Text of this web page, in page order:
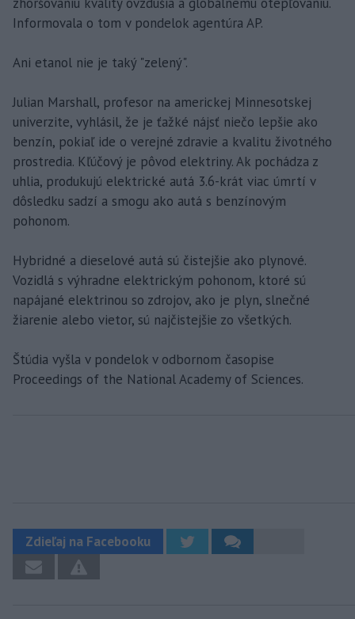
Informovala o tom v pondelok agentúra AP.
Ani etanol nie je taký "zelený".
Julian Marshall, profesor na americkej Minnesotskej
univerzite, vyhlásil, že je ťažké nájsť niečo lepšie ako
benzín, pokiaľ ide o verejné zdravie a kvalitu životného
prostredia. Kľúčový je pôvod elektriny. Ak pochádza z
uhlia, produkujú elektrické autá 3.6-krát viac úmrtí v
dôsledku sadzí a smogu ako autá s benzínovým
pohonom.
Hybridné a dieselové autá sú čistejšie ako plynové.
Vozidlá s výhradne elektrickým pohonom, ktoré sú
napájané elektrinou so zdrojov, ako je plyn, slnečné
žiarenie alebo vietor, sú najčistejšie zo všetkých.
Štúdia vyšla v pondelok v odbornom časopise
Proceedings of the National Academy of Sciences.
Zdieľaj na Facebooku